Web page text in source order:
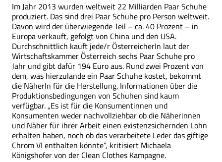
Im Jahr 2013 wurden weltweit 22 Milliarden Paar Schuhe
produziert. Das sind drei Paar Schuhe pro Person weltweit.
Davon wird der überwiegende Teil – ca. 40 Prozent – in
Europa verkauft, gefolgt von China und den USA.
Durchschnittlich kauft jede/r ÖsterreicherIn laut der
Wirtschaftskammer Österreich sechs Paar Schuhe pro
Jahr und gibt dafür 194 Euro aus. Rund zwei Prozent von
dem, was hierzulande ein Paar Schuhe kostet, bekommt
die NäherIn für die Herstellung. Informationen über die
Produktionsbedingungen von Schuhen sind kaum
verfügbar. „Es ist für die Konsumentinnen und
Konsumenten weder nachvollziehbar ob die Näherinnen
und Näher für ihrer Arbeit einen existenzsichernden Lohn
erhalten haben, noch ob das verarbeitete Leder das giftige
Chrom VI enthalten könnte“, kritisiert Michaela
Königshofer von der Clean Clothes Kampagne.